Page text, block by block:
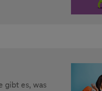
gibt es, was